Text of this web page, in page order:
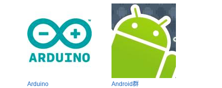
Arduino Android群